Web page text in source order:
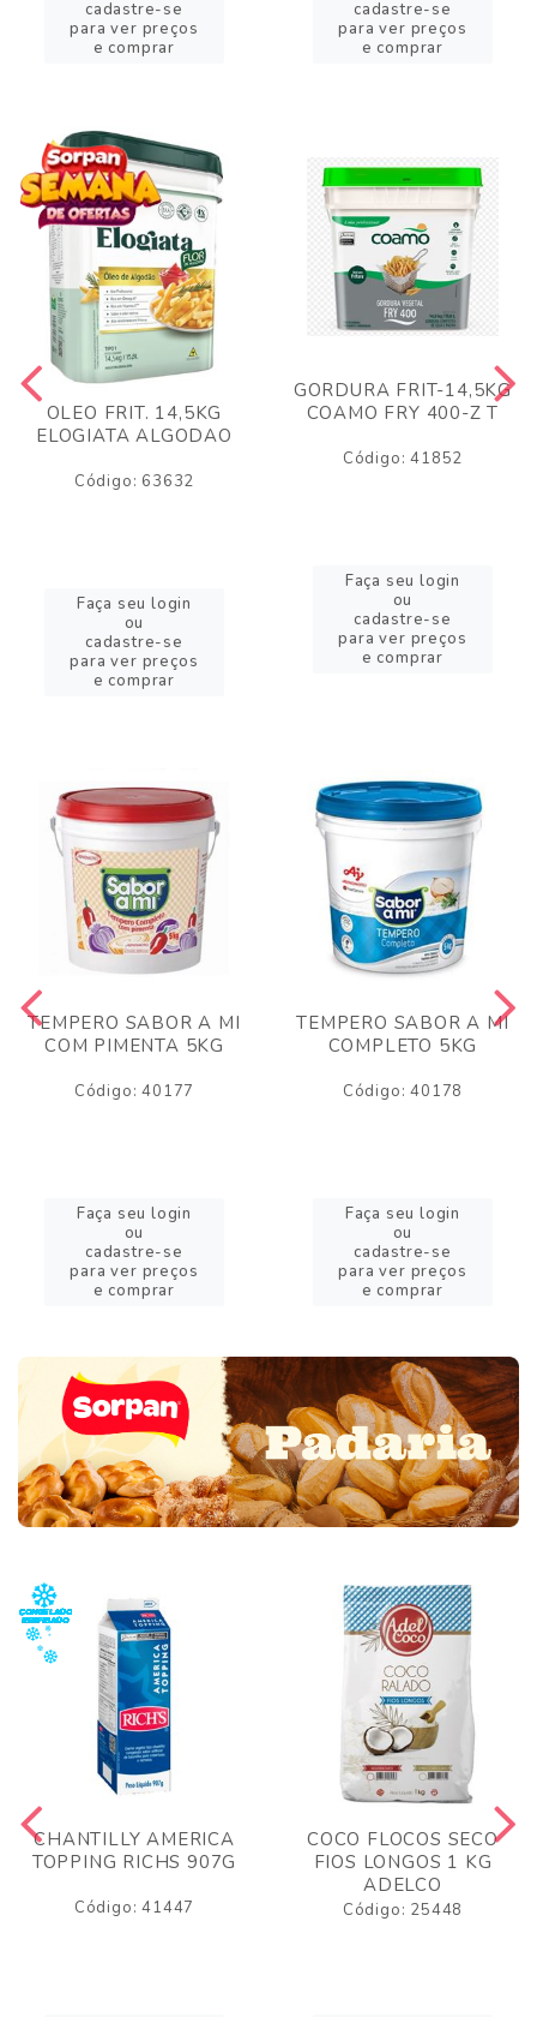
cadastre-se
para ver preços
e comprar
cadastre-se
para ver preços
e comprar
OLEO FRIT. 14,5KG
ELOGIATA ALGODAO
Código: 63632
Faça seu login
ou
cadastre-se
para ver preços
e comprar
GORDURA FRIT-14,5KG
COAMO FRY 400-Z T
Código: 41852
Faça seu login
ou
cadastre-se
para ver preços
e comprar
TEMPERO SABOR A MI
COM PIMENTA 5KG
Código: 40177
Faça seu login
ou
cadastre-se
para ver preços
e comprar
TEMPERO SABOR A MI
COMPLETO 5KG
Código: 40178
Faça seu login
ou
cadastre-se
para ver preços
e comprar
CHANTILLY AMERICA
TOPPING RICHS 907G
Código: 41447
COCO FLOCOS SECO
FIOS LONGOS 1 KG
ADELCO
Código: 25448